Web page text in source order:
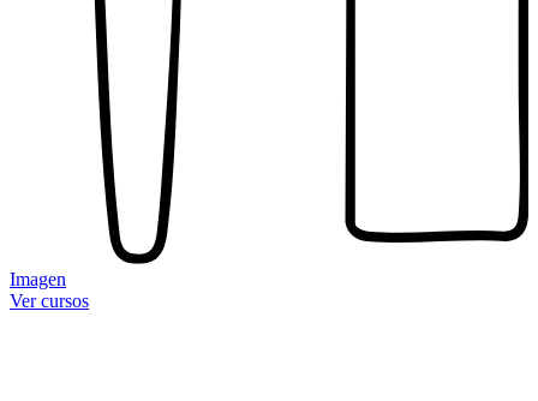
Imagen
Ver cursos